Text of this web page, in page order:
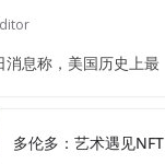
息称，美国历史上最
多伦多：艺术遇见NFT